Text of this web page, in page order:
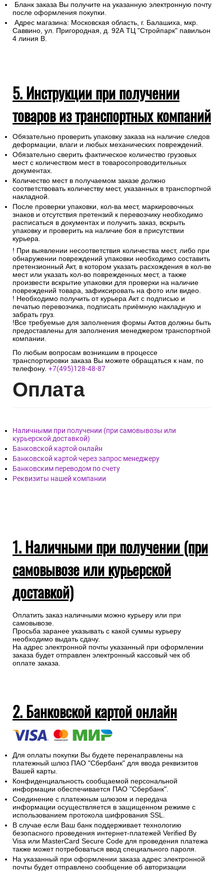
Бланк заказа Вы получите на указанную электронную почту
после оформления покупки.
Адрес магазина: Московская область, г. Балашиха, мкр.
Саввино, ул. Пригородная, д. 92А ТЦ "Стройпарк" павильон
4 линия В.
5. Инструкции при получении
товаров из транспортных компаний
Обязательно проверить упаковку заказа на наличие следов
деформации, влаги и любых механических повреждений.
Обязательно сверить фактическое количество грузовых
мест с количеством мест в товаросопроводительных
документах.
Количество мест в получаемом заказе должно
соответствовать количеству мест, указанных в транспортной
накладной.
После проверки упаковки, кол-ва мест, маркировочных
знаков и отсутствия претензий к перевозчику необходимо
расписаться в документах и получить заказ, вскрыть
упаковку и проверить на наличие боя в присутствии
курьера.
! При выявлении несоответствия количества мест, либо при
обнаружении повреждений упаковки необходимо составить
претензионный Акт, в котором указать расхождения в кол-ве
мест или указать кол-во поврежденных мест, а также
произвести вскрытие упаковки для проверки на наличие
повреждений товара, зафиксировать на фото или видео.
! Необходимо получить от курьера Акт с подписью и
печатью перевозчика, подписать приёмную накладную и
забрать груз.
!Все требуемые для заполнения формы Актов должны быть
предоставлены для заполнения менеджером транспортной
компании.
По любым вопросам возникшим в процессе
транспортировки заказа Вы можете обращаться к нам, по
телефону. +7(495)128-48-87
Оплата
Наличными при получении (при самовывозы или
курьерской доставкой)
Банковской картой онлайн
Банковской картой через запрос менеджеру
Банковским переводом по счету
Реквизиты нашей компании
1. Наличными при получении (при
самовывозе или курьерской
доставкой)
Оплатить заказ наличными можно курьеру или при
самовывозе.
Просьба заранее указывать с какой суммы курьеру
необходимо выдать сдачу.
На адрес электронной почты указанный при оформлении
заказа будет отправлен электронный кассовый чек об
оплате заказа.
2. Банковской картой онлайн
Для оплаты покупки Вы будете перенаправлены на
платежный шлюз ПАО "Сбербанк" для ввода реквизитов
Вашей карты.
Конфиденциальность сообщаемой персональной
информации обеспечивается ПАО "Сбербанк".
Соединение с платежным шлюзом и передача
информации осуществляется в защищенном режиме с
использованием протокола шифрования SSL.
В случае если Ваш банк поддерживает технологию
безопасного проведения интернет-платежей Verified By
Visa или MasterCard Secure Code для проведения платежа
также может потребоваться ввод специального пароля.
На указанный при оформлении заказа адрес электронной
почты будет отправлено сообщение об авторизации